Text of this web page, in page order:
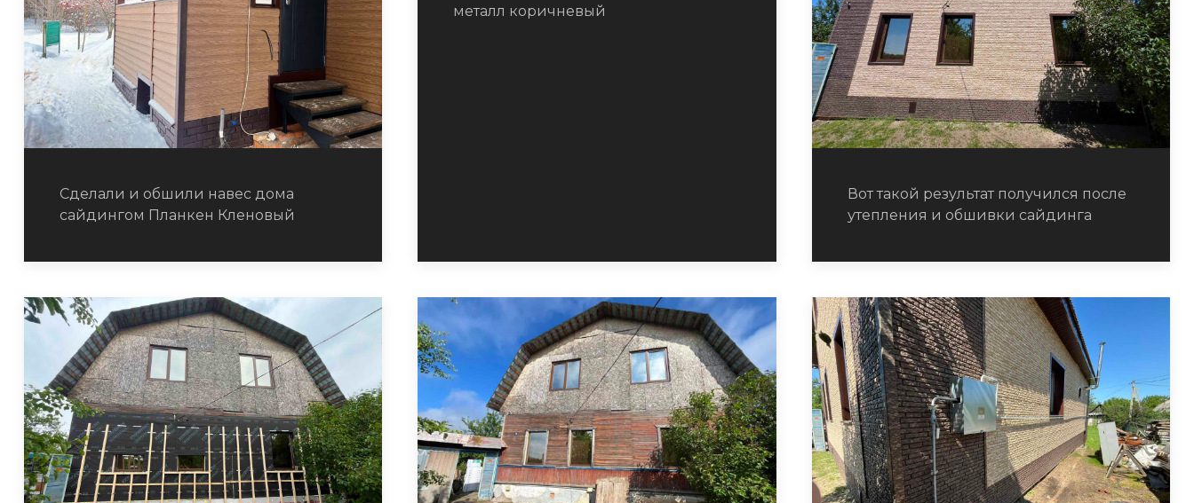
Сделали и обшили навес дома
сайдингом Планкен Кленовый
металл коричневый
Вот такой результат получился после
утепления и обшивки сайдинга